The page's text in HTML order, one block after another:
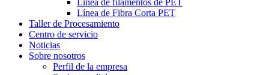
Línea de filamentos de PET
Línea de Fibra Corta PET
Taller de Procesamiento
Centro de servicio
Noticias
Sobre nosotros
Perfil de la empresa